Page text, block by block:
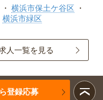
横浜市保土ケ谷区
横浜市緑区
人一覧を見る
登録応募